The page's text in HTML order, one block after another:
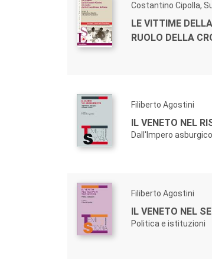
Costantino Cipolla,
LE VITTIME
RUOLO DELLA
Filiberto Agostini
IL VENETO NEL
Dall'Impero
Filiberto Agostini
IL VENETO NEL
Politica e istituzioni